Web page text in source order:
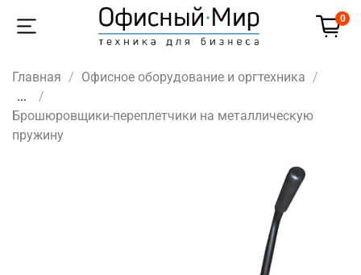
0
Главная
Офисное оборудование и оргтехника
...
Брошюровщики-переплетчики на металлическую
пружину